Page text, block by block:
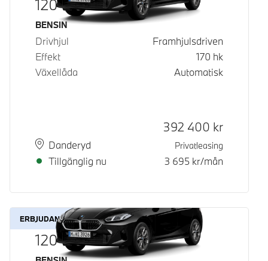
120
Bränsle
BENSIN
Drivhjul
Framhjulsdriven
Effekt
170 hk
Växellåda
Automatisk
PlatsDanderyd
Leveranstid
Tillgänglig nu
Kontantpris
392 400 kr
Privatleasing
3 695 kr/mån
ERBJUDANDE
120